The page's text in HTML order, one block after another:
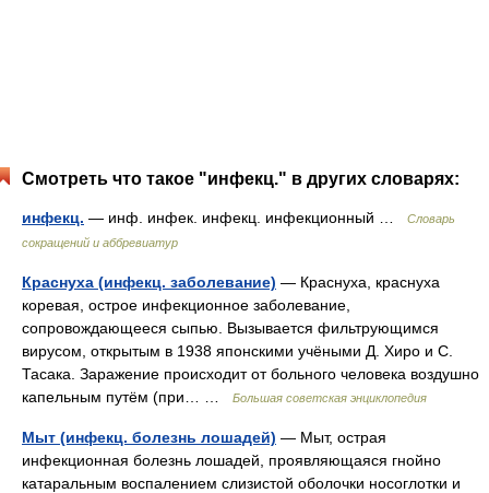
Смотреть что такое "инфекц." в других словарях:
инфекц. — инф. инфек. инфекц. инфекционный …
Словарь
сокращений и аббревиатур
Краснуха (инфекц. заболевание) — Краснуха, краснуха
коревая, острое инфекционное заболевание,
сопровождающееся сыпью. Вызывается фильтрующимся
вирусом, открытым в 1938 японскими учёными Д. Хиро и С.
Тасака. Заражение происходит от больного человека воздушно
капельным путём (при… …
Большая советская энциклопедия
Мыт (инфекц. болезнь лошадей) — Мыт, острая
инфекционная болезнь лошадей, проявляющаяся гнойно
катаральным воспалением слизистой оболочки носоглотки и